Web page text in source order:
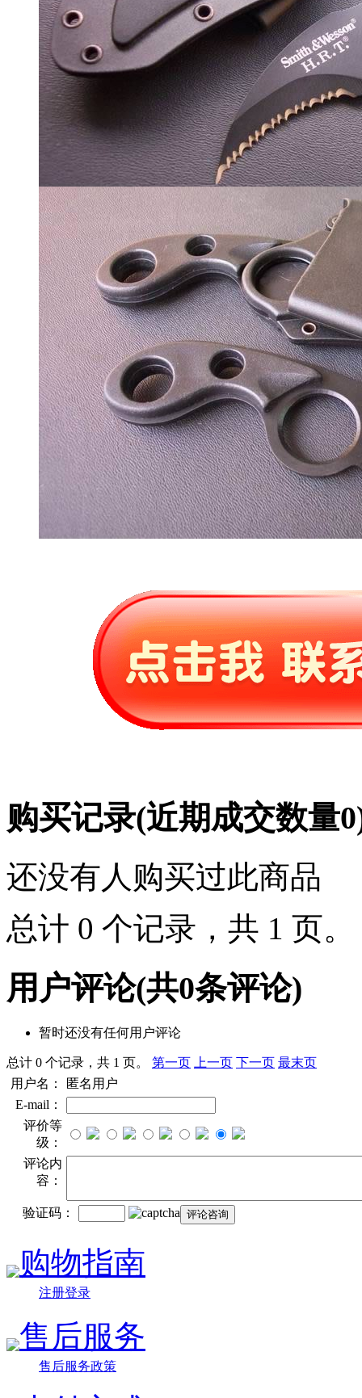
购买记录(近期成交数量0
还没有人购买过此商品
总计 0 个记录，共 1 页。
用户评论(共0条评论)
暂时还没有任何用户评论
总计 0 个记录，共 1 页。 第一页 上一页 下一页 最末页
用户名：
匿名用户
E-mail：
评价等
级：
评论内
容：
验证码：
购物指南
注册登录
售后服务
售后服务政策